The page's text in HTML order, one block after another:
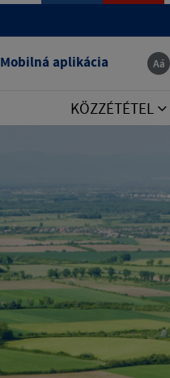
Mobilná aplikácia
KÖZZÉTÉTEL